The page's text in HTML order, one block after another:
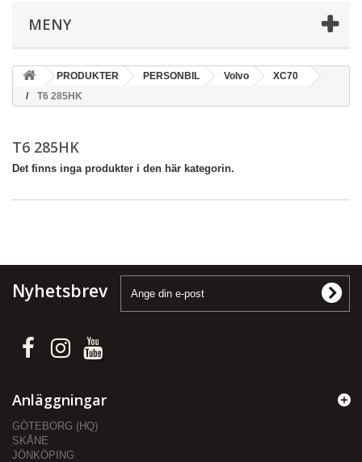
MENY
PRODUKTER PERSONBIL Volvo
XC70
T6 285HK
T6 285HK
Det finns inga produkter i den här kategorin.
Nyhetsbrev
Anläggningar
GÖTEBORG (HQ)
SKÅNE
JÖNKÖPING